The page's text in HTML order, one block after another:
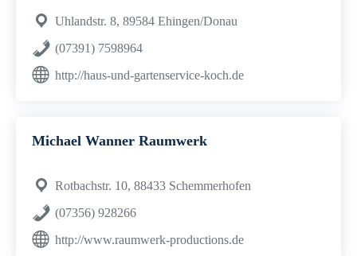
Uhlandstr. 8, 89584 Ehingen/Donau
(07391) 7598964
http://haus-und-gartenservice-koch.de
Michael Wanner Raumwerk
Rotbachstr. 10, 88433 Schemmerhofen
(07356) 928266
http://www.raumwerk-productions.de